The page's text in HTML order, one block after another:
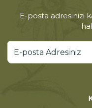
E-posta adresinizi